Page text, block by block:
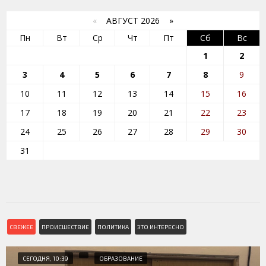
« АВГУСТ 2026 »
Пн
Вт Ср Чт Пт Сб
Вс
1
2
3
4 5 6 7 8
9
10
11 12 13 14 15
16
17
18 19 20 21 22
23
24
25 26 27 28 29
30
31
СВЕЖЕЕ ПРОИСШЕСТВИЕ ПОЛИТИКА ЭТО ИНТЕРЕСНО
СЕГОДНЯ, 10:39 ОБРАЗОВАНИЕ